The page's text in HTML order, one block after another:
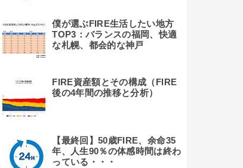
僕が選ぶFIRE生活したい地方
TOP3：バランスの福岡、快適
な札幌、都会的な神戸
FIRE資産額とその構成（FIRE
後の4年間の推移と分析）
【最終回】50歳FIRE、余命35
年、人生90％の体感時間は終わ
っている・・・